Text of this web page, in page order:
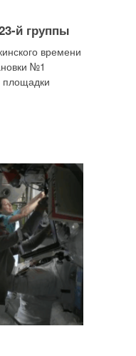
й группы
времени
№1
площадки